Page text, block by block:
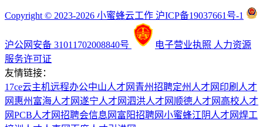
Copyright © 2023-2026 小蜜蜂云工作 沪ICP备19037661号-1
沪公网安备 31011702008840号 电子营业执照 人力资源
服务许可证
友情链接：
17ce云主机远程办公中山人才网 青州招聘定州人才网 印刷人才
网 惠州富海人才网遂宁人才网泗洪人才网 顺德人才网 高校人才
网PCB人才网招聘会信息网 富阳招聘网小蜜蜂江阴人才网焊工